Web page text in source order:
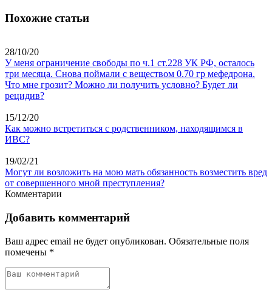
Похожие статьи
28/10/20
У меня ограничение свободы по ч.1 ст.228 УК РФ, осталось
три месяца. Снова поймали с веществом 0.70 гр мефедрона.
Что мне грозит? Можно ли получить условно? Будет ли
рецидив?
15/12/20
Как можно встретиться с родственником, находящимся в
ИВС?
19/02/21
Могут ли возложить на мою мать обязанность возместить вред
от совершенного мной преступления?
Комментарии
Добавить комментарий
Ваш адрес email не будет опубликован. Обязательные поля
помечены *